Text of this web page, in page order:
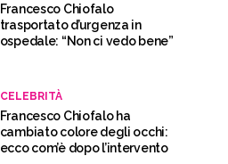
Francesco Chiofalo
trasportato d’urgenza in
ospedale: “Non ci vedo bene”
CELEBRITÀ
Francesco Chiofalo ha
cambiato colore degli occhi:
ecco com’è dopo l’intervento